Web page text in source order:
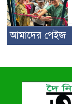
আমাদের পেইজ